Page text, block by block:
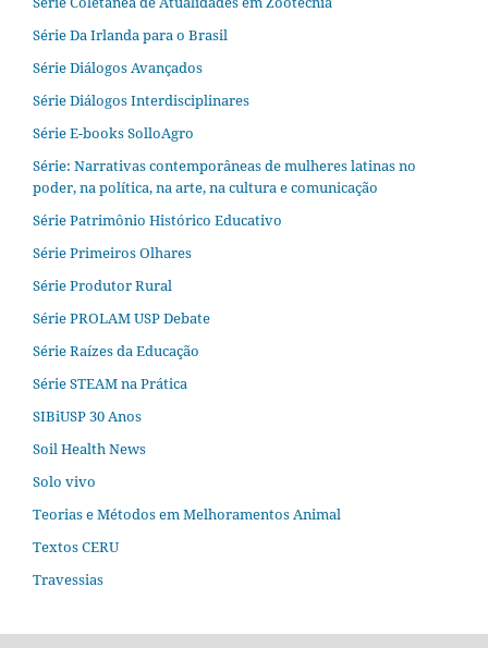
Série Da Irlanda para o Brasil
Série Diálogos Avançados
Série Diálogos Interdisciplinares
Série E-books SolloAgro
Série: Narrativas contemporâneas de mulheres latinas no
poder, na política, na arte, na cultura e comunicação
Série Patrimônio Histórico Educativo
Série Primeiros Olhares
Série Produtor Rural
Série PROLAM USP Debate
Série Raízes da Educação
Série STEAM na Prática
SIBiUSP 30 Anos
Soil Health News
Solo vivo
Teorias e Métodos em Melhoramentos Animal
Textos CERU
Travessias